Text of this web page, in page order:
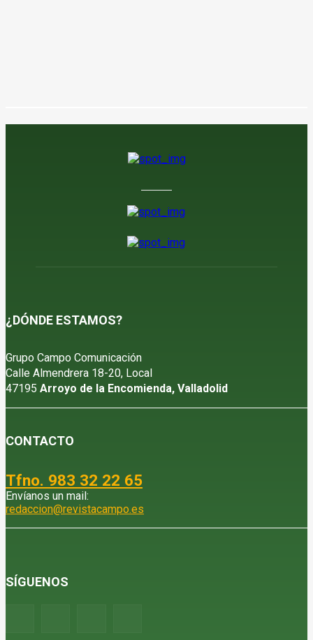
¿DÓNDE ESTAMOS?
Grupo Campo Comunicación
Calle Almendrera 18-20, Local
47195 Arroyo de la Encomienda, Valladolid
CONTACTO
Tfno. 983 32 22 65
Envíanos un mail:
redaccion@revistacampo.es
SÍGUENOS